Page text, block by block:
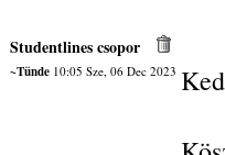
Studentlines csopor
~Tünde10:05 Sze, 06 Dec 2023